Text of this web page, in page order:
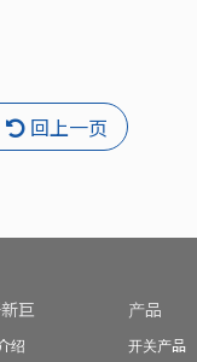
回上一页
巨
绍
产品
开关产品